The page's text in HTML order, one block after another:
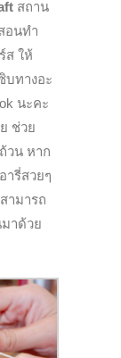
สถาน
อนทำ
ส ให้
บทางอะ
นะคะ
ช่วย
วน หาก
ารี่สวยๆ
ามารถ
าด้วย